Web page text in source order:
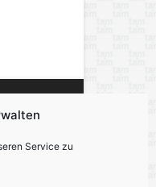
Service zu
alles,